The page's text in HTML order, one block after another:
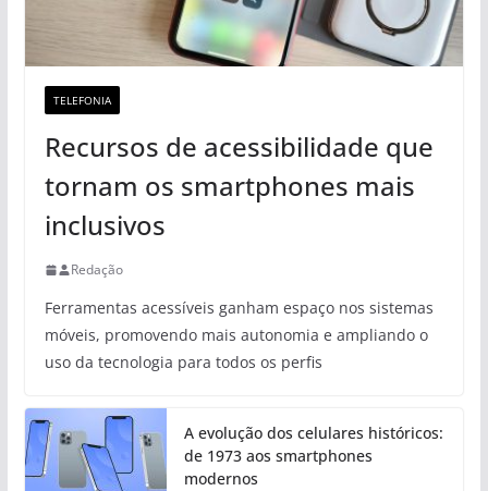
TELEFONIA
Recursos de acessibilidade que
tornam os smartphones mais
inclusivos
Redação
Ferramentas acessíveis ganham espaço nos sistemas
móveis, promovendo mais autonomia e ampliando o
uso da tecnologia para todos os perfis
A evolução dos celulares históricos:
de 1973 aos smartphones
modernos